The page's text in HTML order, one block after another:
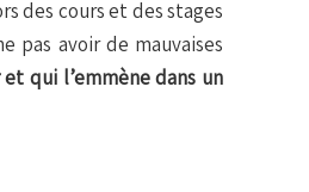
des cours et des stages
pas avoir de mauvaises
qui l’emmène dans un